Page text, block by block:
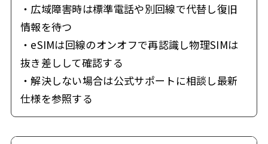
・広域障害時は標準電話や別回線で代替し復旧
情報を待つ
・eSIMは回線のオンオフで再認識し物理SIMは
抜き差しして確認する
・解決しない場合は公式サポートに相談し最新
仕様を参照する